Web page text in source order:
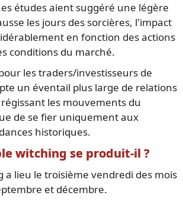
études aient suggéré une légère
les jours des sorcières, l'impact
en fonction des actions
conditions du marché.
les traders/investisseurs de
un éventail plus large de relations
les mouvements du
de se fier uniquement aux
historiques.
witching se produit-il ?
a lieu le troisième vendredi des mois
et décembre.